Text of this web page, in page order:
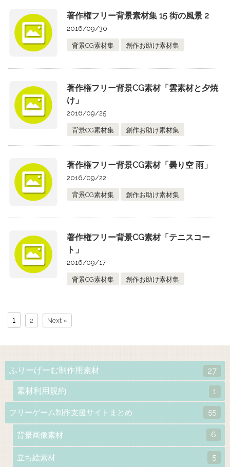
著作権フリー背景素材集 15 街の風景 2
2016/09/30
背景CG素材集 創作お助け素材集
著作権フリー背景CG素材「雲素材と夕焼
け」
2016/09/25
背景CG素材集 創作お助け素材集
著作権フリー背景CG素材「曇り空 雨」
2016/09/22
背景CG素材集 創作お助け素材集
著作権フリー背景CG素材「テニスコー
ト」
2016/09/17
背景CG素材集 創作お助け素材集
1 2 Next »
ふりーげーむ制作用素材 27
素材利用規約 1
フリーゲーム制作支援サイトまとめ 55
背景画像素材 6
立ち絵素材 5